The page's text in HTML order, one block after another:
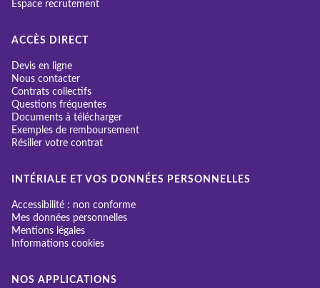
Espace recrutement
ACCÈS DIRECT
Devis en ligne
Nous contacter
Contrats collectifs
Questions fréquentes
Documents à télécharger
Exemples de remboursement
Résilier votre contrat
INTÉRIALE ET VOS DONNÉES PERSONNELLES
Accessibilité : non conforme
Mes données personnelles
Mentions légales
Informations cookies
NOS APPLICATIONS